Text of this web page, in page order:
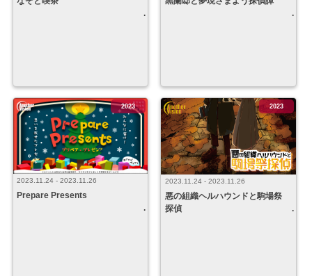
2023.11.24 - 2023.11.26
Prepare Presents
2023
2023.11.24 - 2023.11.26
悪の組織ヘルハウンドと駒場祭
探偵
2023